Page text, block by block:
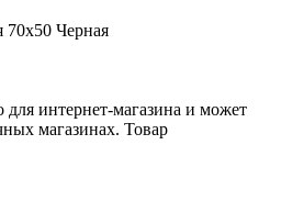
70х50 Черная
для интернет-магазина и может
магазинах. Товар